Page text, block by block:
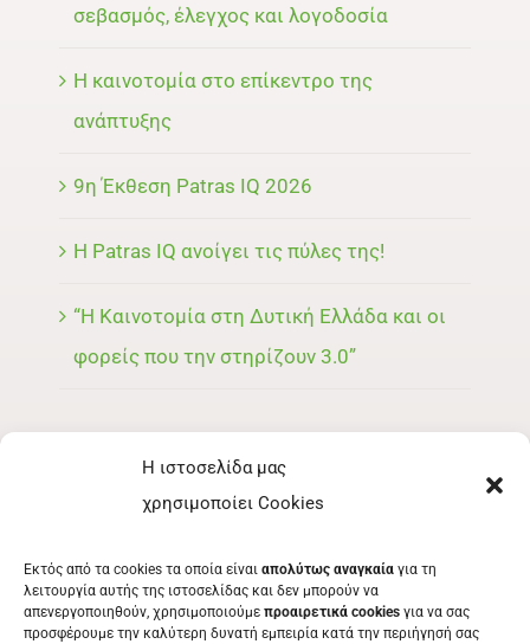
Η ιστοσελίδα μας
χρησιμοποίει Cookies
Εκτός από τα cookies τα οποία είναι απολύτως αναγκαία για τη
λειτουργία αυτής της ιστοσελίδας και δεν μπορούν να
απενεργοποιηθούν, χρησιμοποιούμε προαιρετικά cookies για να σας
προσφέρουμε την καλύτερη δυνατή εμπειρία κατά την περιήγησή σας
σεβασμός, έλεγχος και λογοδοσία
Η καινοτομία στο επίκεντρο της
ανάπτυξης
9η Έκθεση Patras IQ 2026
Η Patras IQ ανοίγει τις πύλες της!
“Η Καινοτομία στη Δυτική Ελλάδα και οι
φορείς που την στηρίζουν 3.0”
ΕΘΕΛΟΝΤΉΣ
ΤΑ ΝΈΑ ΜΑΣ